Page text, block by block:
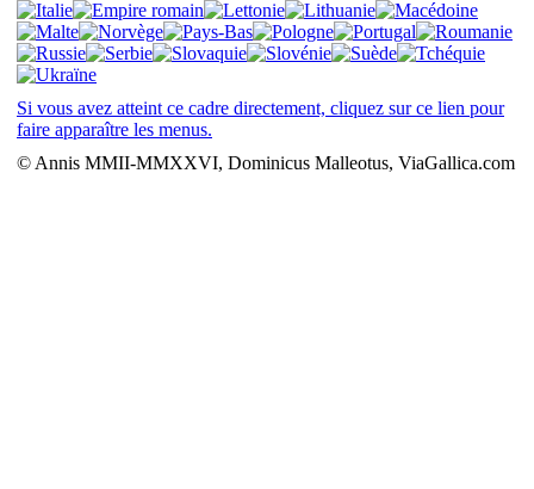
Si vous avez atteint ce cadre directement, cliquez sur ce lien pour
faire apparaître les menus.
© Annis MMII-MMXXVI, Dominicus Malleotus, ViaGallica.com